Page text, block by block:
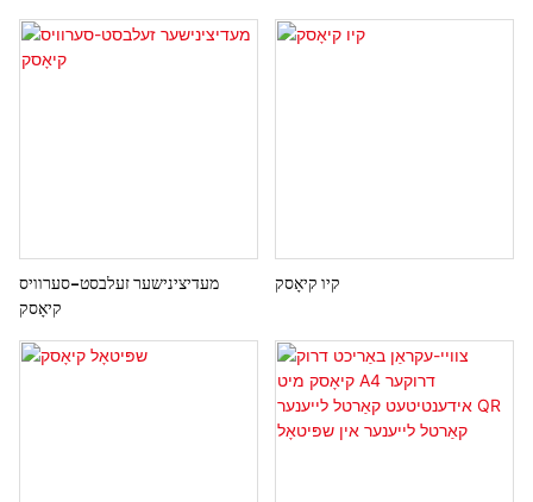
מאַשין
קאנסולטאציע פראגרעס ווייזונג, טיקעט
ארויסגעבן, טעסט באריכט דרוקן ביז
אָפּפאָר.
מעדיצינישער זעלבסט-סערוויס
קיאָסק
קיו קיאָסק